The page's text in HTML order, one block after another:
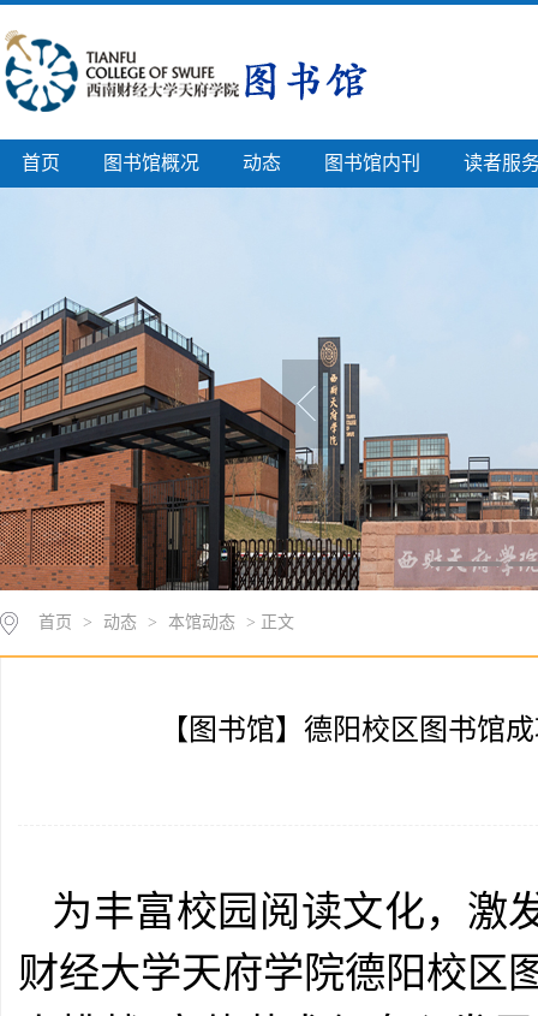
首页 图书馆概况 动态 图书馆内刊 读者服
首页 > 动态 > 本馆动态 > 正文
【图书馆】德阳校区图书馆
为丰富校园阅读文化，激
财经大学天府学院德阳校区